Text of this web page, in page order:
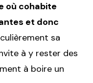
où cohabite
et donc
sa
à y rester des
à boire un